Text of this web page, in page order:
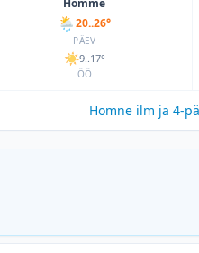
Homme
🌦20..26°
PÄEV
☀️9..17°
ÖÖ
Homne ilm ja 4-